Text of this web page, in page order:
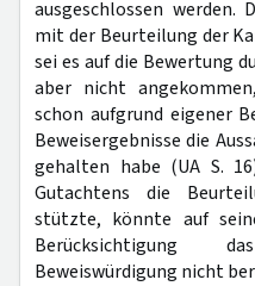
ausgeschlossen werden.
mit der Beurteilung der
sei es auf die Bewertung
aber nicht
schon aufgrund eigener
Beweisergebnisse die
gehalten habe (UA S.
Gutachtens die
stützte, könnte auf
Berücksichtigung
Beweiswürdigung nicht